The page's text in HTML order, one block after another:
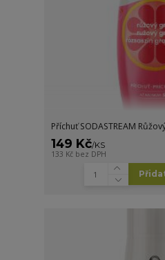
Příchuť SODASTREAM
149 Kč/KS
133 Kč bez DPH